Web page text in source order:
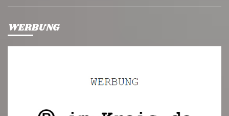
WERBUNG